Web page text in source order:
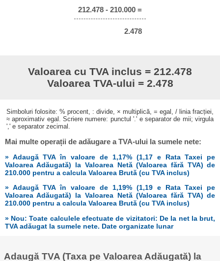
212.478 - 210.000 =
2.478
Valoarea cu TVA inclus = 212.478
Valoarea TVA-ului = 2.478
Simboluri folosite: % procent, : divide, × multiplică, = egal, / linia fracției,
≈ aproximativ egal. Scriere numere: punctul '.' e separator de mii; virgula
',' e separator zecimal.
Mai multe operații de adăugare a TVA-ului la sumele nete:
» Adaugă TVA în valoare de 1,17% (1,17 e Rata Taxei pe
Valoarea Adăugată) la Valoarea Netă (Valoarea fără TVA) de
210.000 pentru a calcula Valoarea Brută (cu TVA inclus)
» Adaugă TVA în valoare de 1,19% (1,19 e Rata Taxei pe
Valoarea Adăugată) la Valoarea Netă (Valoarea fără TVA) de
210.000 pentru a calcula Valoarea Brută (cu TVA inclus)
» Nou: Toate calculele efectuate de vizitatori: De la net la brut,
TVA adăugat la sumele nete. Date organizate lunar
Adaugă TVA (Taxa pe Valoarea Adăugată) la